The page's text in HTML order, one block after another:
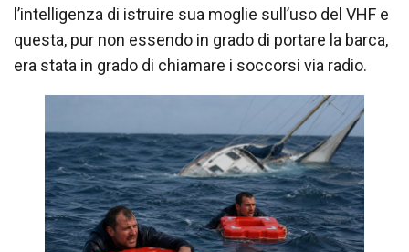
l’intelligenza di istruire sua moglie sull’uso del VHF e
questa, pur non essendo in grado di portare la barca,
era stata in grado di chiamare i soccorsi via radio.